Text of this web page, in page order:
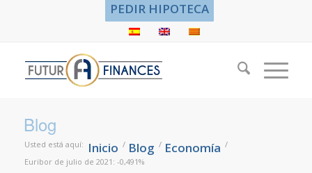
PEDIR HIPOTECA
Blog
Usted está aquí: Inicio / Blog / Economía /
Euribor de julio de 2021: -0,491%